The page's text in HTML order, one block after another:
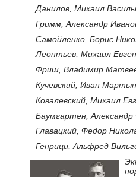
Данилов, Михаил
Гримм, Александр
Самойленко, Борис
Леонтьев, Михаил
Фриш, Владимир
Кучевский, Иван
Ковалевский, Михаил
Баумгартен, Александр
Главацкий, Федор
Генрици, Альфред